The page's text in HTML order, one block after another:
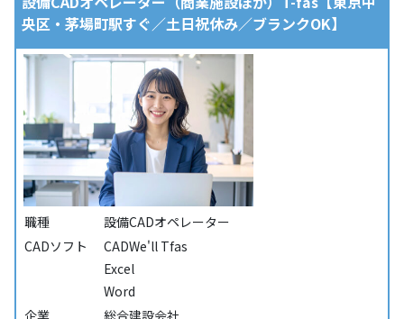
央区・茅場町駅すぐ／土日祝休み／ブランクOK】
職種
設備CADオペレーター
CADソフト
CADWe'll Tfas
Excel
Word